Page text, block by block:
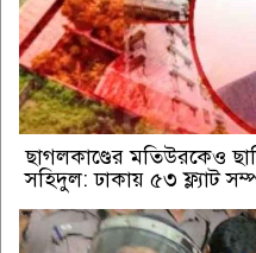
ছাগলকাণ্ডের মতিউরকেও
সহিদুল: ঢাকায় ৫৩ ফ্ল্যাট